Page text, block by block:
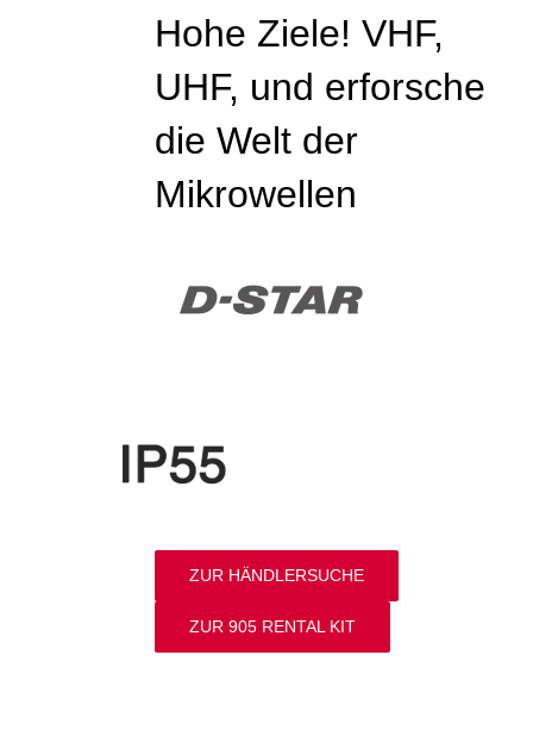
Hohe Ziele! VHF,
UHF, und erforsche
die Welt der
Mikrowellen
ZUR HÄNDLERSUCHE
ZUR 905 RENTAL KIT